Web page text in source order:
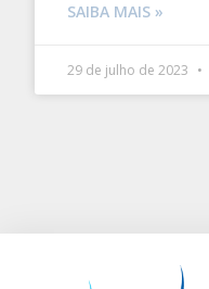
SAIBA MAIS »
29 de julho de 2023